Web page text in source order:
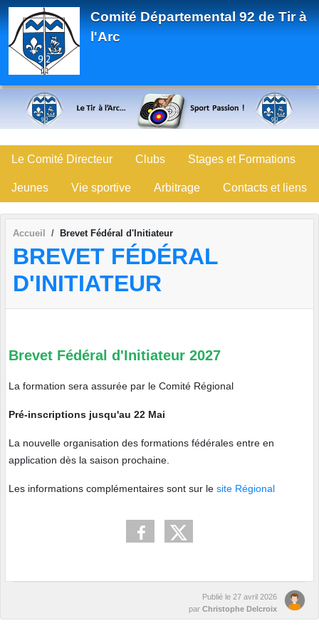
Comité Départemental 92 de Tir à
l'Arc
Le Comité Directeur Clubs Stages et Formations
Jeunes Vie sportive Arbitrage Contacts et liens
Accueil Brevet Fédéral d'Initiateur
BREVET FÉDÉRAL
D'INITIATEUR
Brevet Fédéral d'Initiateur 2027
La formation sera assurée par le Comité Régional
Pré-inscriptions jusqu'au 22 Mai
La nouvelle organisation des formations fédérales entre en
application dès la saison prochaine.
Les informations complémentaires sont sur le site Régional
Publié le 27 avril 2026
par Christophe Delcroix
Panneau de gestion des cookies